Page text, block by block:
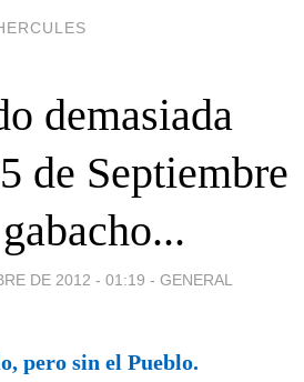
demasiada
de Septiembre
DE 2012 - 01:19 - GENERAL
pero sin el Pueblo.